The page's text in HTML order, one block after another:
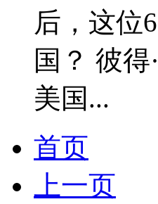
后，这位
国？ 彼
美国...
首页
上一页